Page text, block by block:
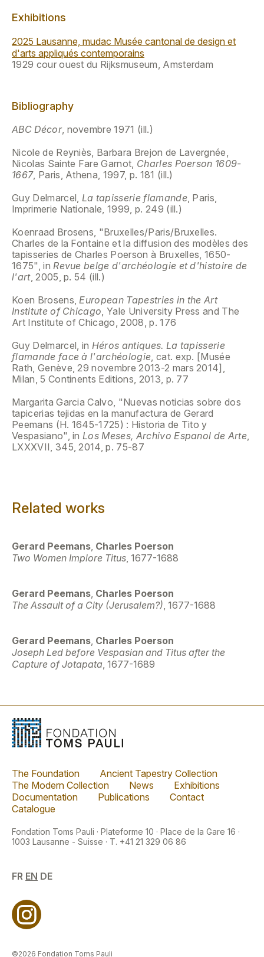
Exhibitions
2025 Lausanne, mudac Musée cantonal de design et
d'arts appliqués contemporains
1929 cour ouest du Rijksmuseum, Amsterdam
Bibliography
ABC Décor, novembre 1971 (ill.)
Nicole de Reyniès, Barbara Brejon de Lavergnée,
Nicolas Sainte Fare Garnot, Charles Poerson 1609-
1667, Paris, Athena, 1997, p. 181 (ill.)
Guy Delmarcel, La tapisserie flamande, Paris,
Imprimerie Nationale, 1999, p. 249 (ill.)
Koenraad Brosens, "Bruxelles/Paris/Bruxelles.
Charles de la Fontaine et la diffusion des modèles des
tapisseries de Charles Poerson à Bruxelles, 1650-
1675", in Revue belge d'archéologie et d'histoire de
l'art, 2005, p. 54 (ill.)
Koen Brosens, European Tapestries in the Art
Institute of Chicago , Yale University Press and The
Art Institute of Chicago, 2008, p. 176
Guy Delmarcel, in Héros antiques. La tapisserie
flamande face à l'archéologie , cat. exp. [Musée
Rath, Genève, 29 novembre 2013-2 mars 2014],
Milan, 5 Continents Editions, 2013, p. 77
Margarita Garcia Calvo, "Nuevas noticias sobre dos
tapicerias tejidas en la manufactura de Gerard
Peemans (H. 1645-1725) : Historia de Tito y
Vespasiano", in Los Meses, Archivo Espanol de Arte
LXXXVII, 345, 2014, p. 75-87
Related works
Gerard Peemans Charles Poerson
Two Women Implore Titus , 1677-1688
Gerard Peemans Charles Poerson
The Assault of a City (Jerusalem?) , 1677-1688
Gerard Peemans Charles Poerson
Joseph Led before Vespasian and Titus after the
Capture of Jotapata , 1677-1689
The Foundation
Ancient Tapestry Collection
The Modern Collection
News
Exhibitions
Documentation
Publications
Contact
Catalogue
Fondation Toms Pauli · Plateforme 10 · Place de la Gare 16 ·
1003 Lausanne - Suisse · T. +41 21 329 06 86
FR EN DE
©2026 Fondation Toms Pauli